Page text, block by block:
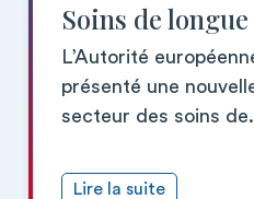
Soins de
L’Autorité
présenté une
secteur des soins
Lire la suite